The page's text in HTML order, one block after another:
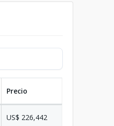
Precio
US$ 226,442